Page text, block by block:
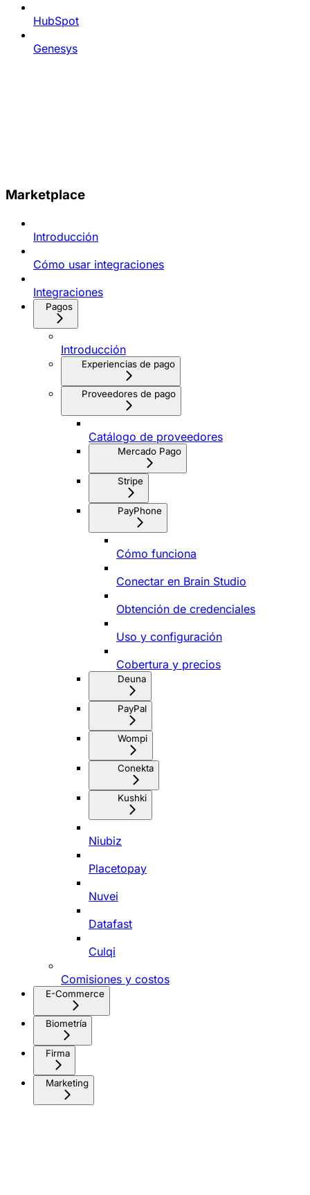
HubSpot
Genesys
Marketplace
Introducción
Cómo usar integraciones
Integraciones
Pagos
Introducción
Experiencias de pago
Proveedores de pago
Catálogo de proveedores
Mercado Pago
Stripe
PayPhone
Cómo funciona
Conectar en Brain Studio
Obtención de credenciales
Uso y configuración
Cobertura y precios
Deuna
PayPal
Wompi
Conekta
Kushki
Niubiz
Placetopay
Nuvei
Datafast
Culqi
Comisiones y costos
E-Commerce
Biometría
Firma
Marketing